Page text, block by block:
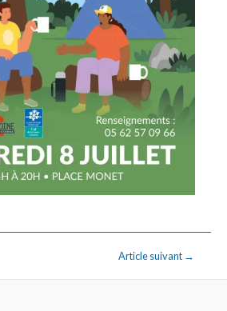
Article suivant →